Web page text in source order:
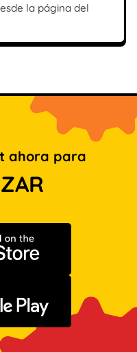
la página del
ahora para
en App Store
en Google Play